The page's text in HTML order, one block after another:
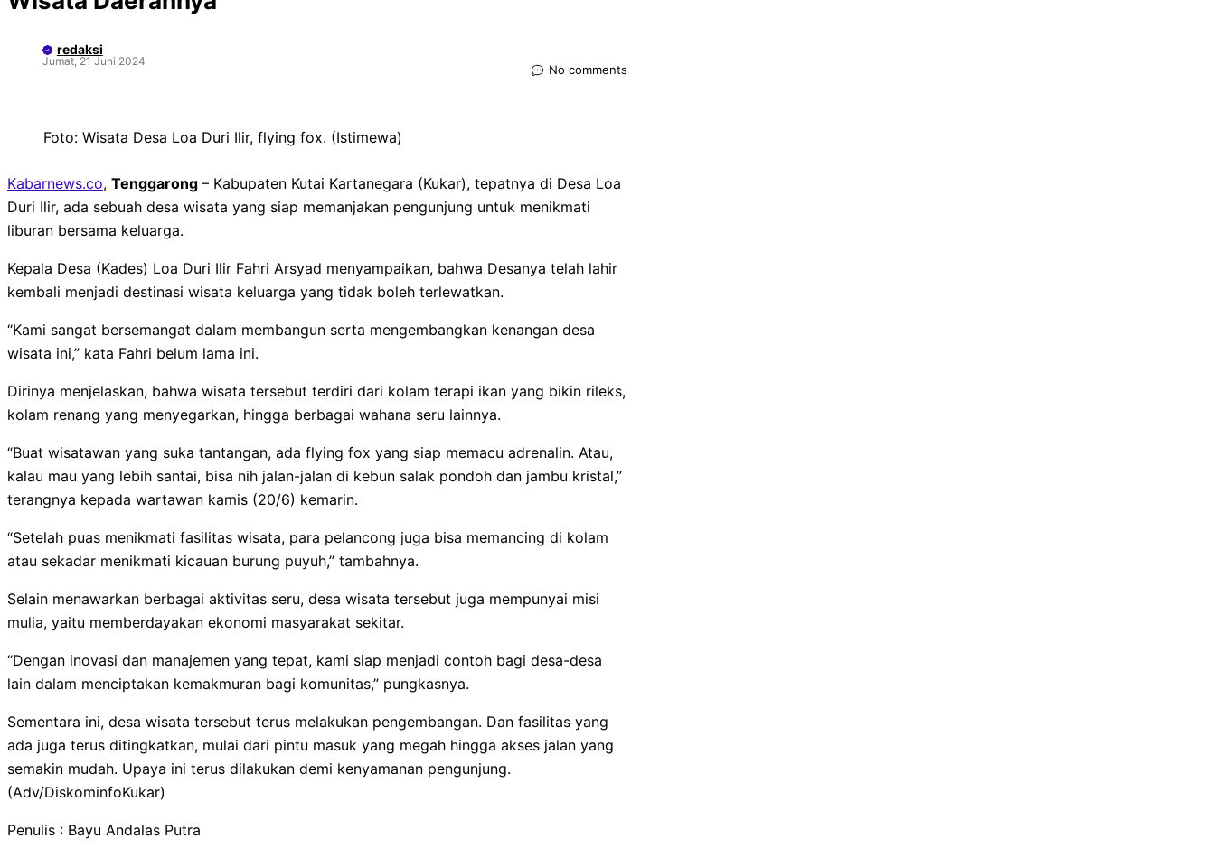
redaksi
Jumat, 21 Juni 2024
No comments
Foto: Wisata Desa Loa Duri Ilir, flying fox. (Istimewa)
Kabarnews.co, Tenggarong – Kabupaten Kutai Kartanegara (Kukar), tepatnya di Desa Loa
Duri Ilir, ada sebuah desa wisata yang siap memanjakan pengunjung untuk menikmati
liburan bersama keluarga.
Kepala Desa (Kades) Loa Duri Ilir Fahri Arsyad menyampaikan, bahwa Desanya telah lahir
kembali menjadi destinasi wisata keluarga yang tidak boleh terlewatkan.
“Kami sangat bersemangat dalam membangun serta mengembangkan kenangan desa
wisata ini,” kata Fahri belum lama ini.
Dirinya menjelaskan, bahwa wisata tersebut terdiri dari kolam terapi ikan yang bikin rileks,
kolam renang yang menyegarkan, hingga berbagai wahana seru lainnya.
“Buat wisatawan yang suka tantangan, ada flying fox yang siap memacu adrenalin. Atau,
kalau mau yang lebih santai, bisa nih jalan-jalan di kebun salak pondoh dan jambu kristal,”
terangnya kepada wartawan kamis (20/6) kemarin.
“Setelah puas menikmati fasilitas wisata, para pelancong juga bisa memancing di kolam
atau sekadar menikmati kicauan burung puyuh,” tambahnya.
Selain menawarkan berbagai aktivitas seru, desa wisata tersebut juga mempunyai misi
mulia, yaitu memberdayakan ekonomi masyarakat sekitar.
“Dengan inovasi dan manajemen yang tepat, kami siap menjadi contoh bagi desa-desa
lain dalam menciptakan kemakmuran bagi komunitas,” pungkasnya.
Sementara ini, desa wisata tersebut terus melakukan pengembangan. Dan fasilitas yang
ada juga terus ditingkatkan, mulai dari pintu masuk yang megah hingga akses jalan yang
semakin mudah. Upaya ini terus dilakukan demi kenyamanan pengunjung.
(Adv/DiskominfoKukar)
Penulis : Bayu Andalas Putra